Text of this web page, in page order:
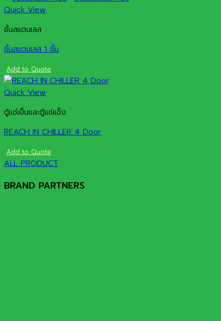
Quick View
ชั้นสแตนเลส
ชั้นสแตนเลส 1 ชั้น
Add to Quote
Quick View
ตู้แช่เย็นและตู้แช่แข็ง
REACH IN CHILLER 4 Door
Add to Quote
ALL PRODUCT
BRAND PARTNERS